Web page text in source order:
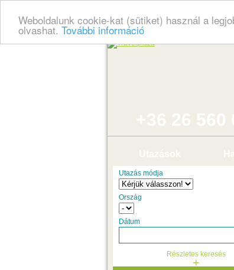
Weboldalunk cookie-kat (sütiket) használ a
olvashat. További információ
+36 26 560
Utazások
Utazás módja
Ország
Dátum
Részletes keresés
+